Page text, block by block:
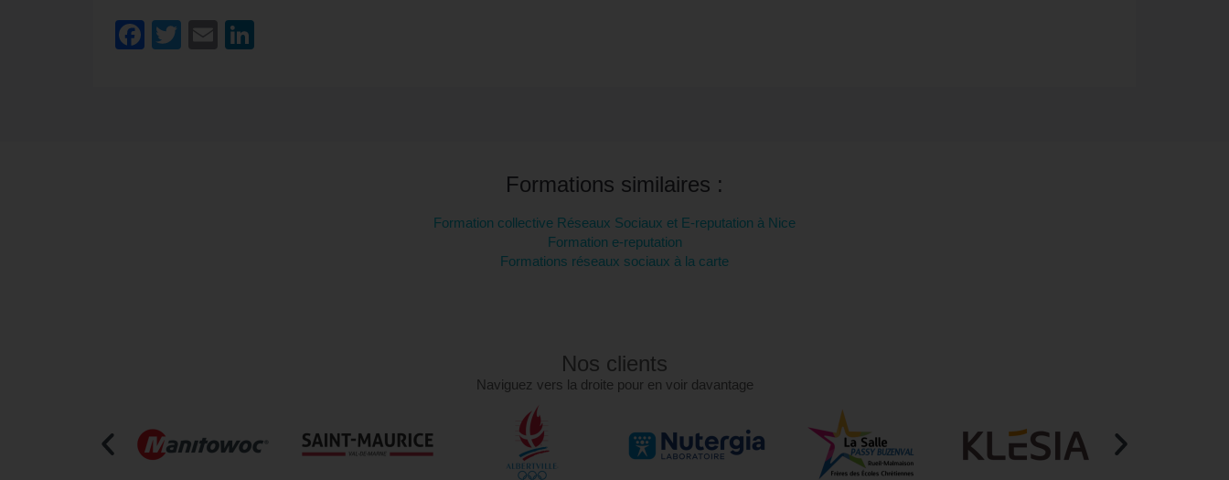
Facebook
TwitterEmail
Formations similaires :
Formation collective Réseaux Sociaux et E-reputation à Nice
Formation e-reputation
Formations réseaux sociaux à la carte
Nos clients
Naviguez vers la droite pour en voir davantage